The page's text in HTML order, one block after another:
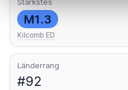
M1.3
Kilcomb ED
Länderrang
#92